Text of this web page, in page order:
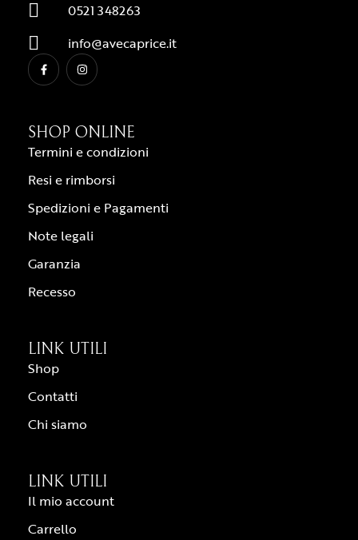
0521 348263
info@avecaprice.it
SHOP ONLINE
Termini e condizioni
Resi e rimborsi
Spedizioni e Pagamenti
Note legali
Garanzia
Recesso
LINK UTILI
Shop
Contatti
Chi siamo
LINK UTILI
Il mio account
Carrello